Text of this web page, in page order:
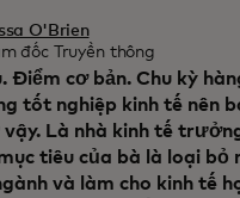
O'Brien
đốc Truyền thông
Điểm cơ bản. Chu kỳ
tốt nghiệp kinh tế nên
vậy. Là nhà kinh tế
tiêu của bà là loại bỏ
và làm cho kinh tế